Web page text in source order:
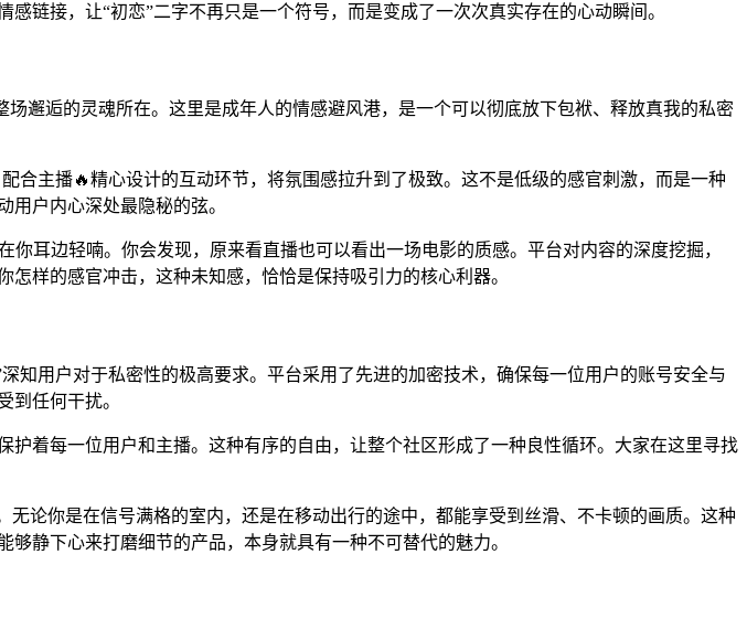
链接，让“初恋”二字不再只是一个符号，而是变成了一次次真实存在的心动瞬间。
邂逅的灵魂所在。这里是成年人的情感避风港，是一个可以彻底放下包袱、释放真我的私密
主播🔥精心设计的互动环节，将氛围感拉升到了极致。这不是低级的感官刺激，而是一种
户内心深处最隐秘的弦。
耳边轻喃。你会发现，原来看直播也可以看出一场电影的质感。平台对内容的深度挖掘，
样的感官冲击，这种未知感，恰恰是保持吸引力的核心利器。
知用户对于私密性的极高要求。平台采用了先进的加密技术，确保每一位用户的账号安全与
到任何干扰。
着每一位用户和主播。这种有序的自由，让整个社区形成了一种良性循环。大家在这里寻找
论你是在信号满格的室内，还是在移动出行的途中，都能享受到丝滑、不卡顿的画质。这种
静下心来打磨细节的产品，本身就具有一种不可替代的魅力。